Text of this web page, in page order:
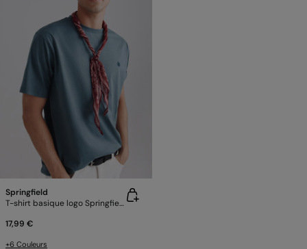
Springfield
T-shirt basique logo Springfield
17,99 €
+6 Couleurs